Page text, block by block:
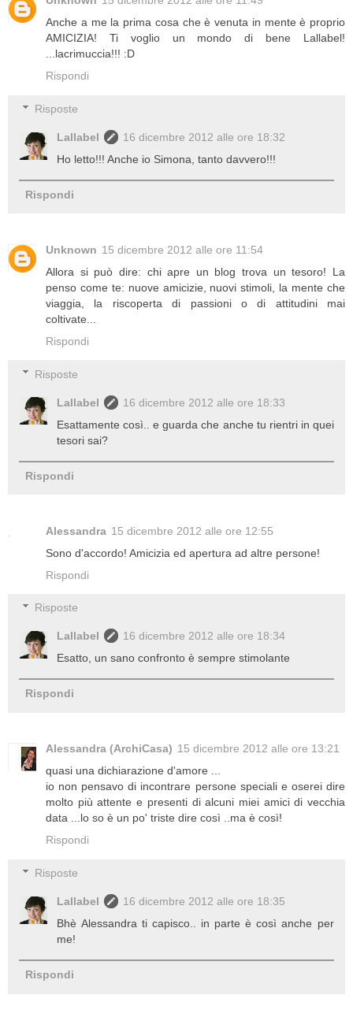
Anche a me la prima cosa che è venuta in mente è proprio
AMICIZIA! Ti voglio un mondo di bene Lallabel!
...lacrimuccia!!! :D
Rispondi
Risposte
Lallabel
16 dicembre 2012 alle ore 18:32
Ho letto!!! Anche io Simona, tanto davvero!!!
Rispondi
Unknown 15 dicembre 2012 alle ore 11:54
Allora si può dire: chi apre un blog trova un tesoro! La
penso come te: nuove amicizie, nuovi stimoli, la mente che
viaggia, la riscoperta di passioni o di attitudini mai
coltivate...
Rispondi
Risposte
Lallabel
16 dicembre 2012 alle ore 18:33
Esattamente così.. e guarda che anche tu rientri in quei
tesori sai?
Rispondi
Alessandra 15 dicembre 2012 alle ore 12:55
Sono d'accordo! Amicizia ed apertura ad altre persone!
Rispondi
Risposte
Lallabel
16 dicembre 2012 alle ore 18:34
Esatto, un sano confronto è sempre stimolante
Rispondi
Alessandra (ArchiCasa) 15 dicembre 2012 alle ore 13:21
quasi una dichiarazione d'amore ...
io non pensavo di incontrare persone speciali e oserei dire
molto più attente e presenti di alcuni miei amici di vecchia
data ...lo so è un po' triste dire così ..ma è così!
Rispondi
Risposte
Lallabel
16 dicembre 2012 alle ore 18:35
Bhè Alessandra ti capisco.. in parte è così anche per
me!
Rispondi